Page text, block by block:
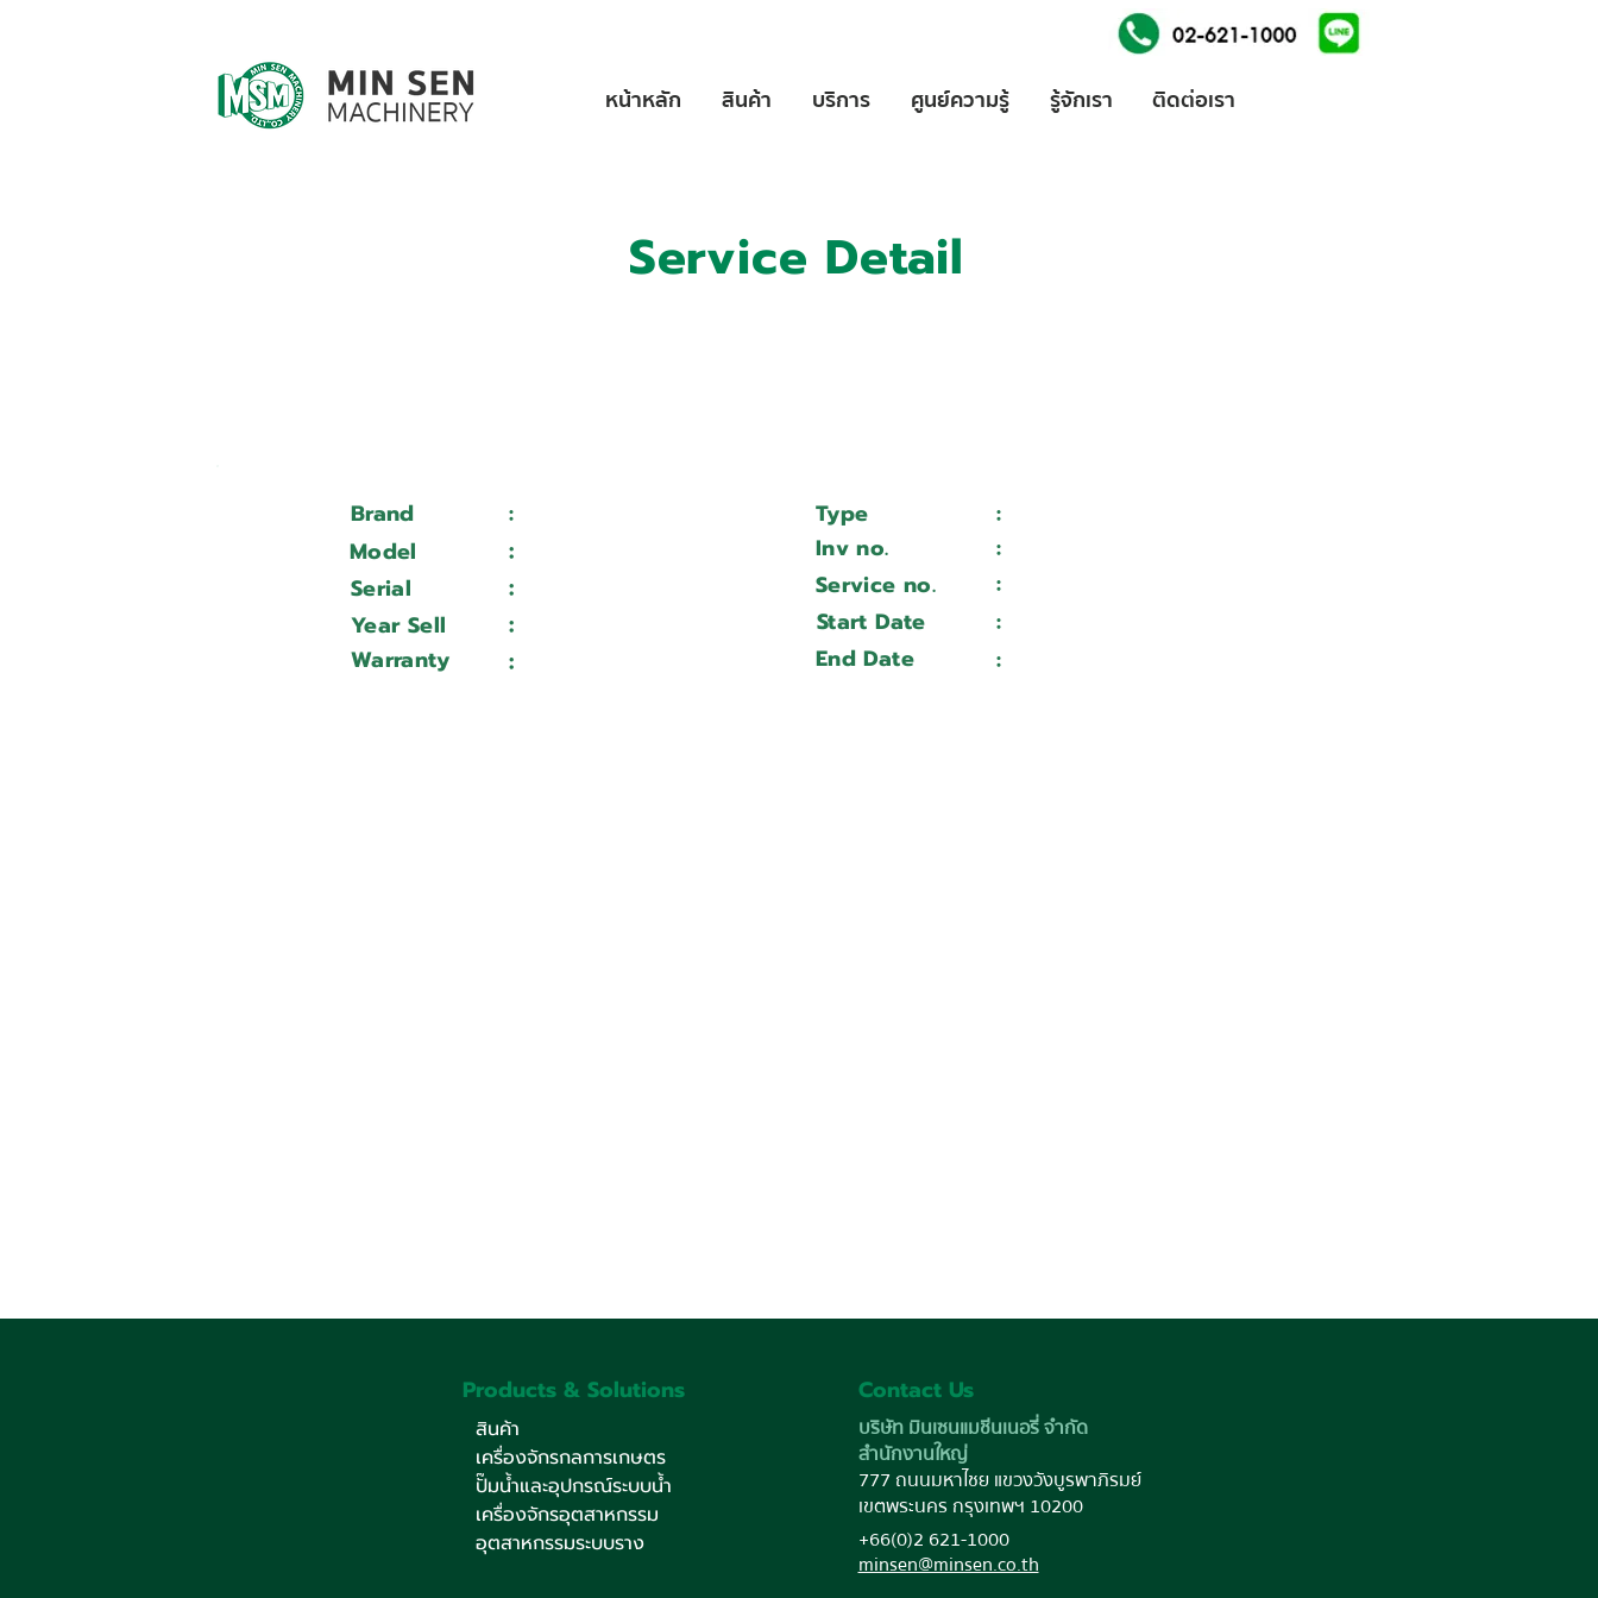
หน้าหลัก สินค้า บริการ ศูนย์ความรู้ รู้จักเรา ติดต่อเรา
Service Detail
Brand : Type :
Model
: Inv no. :
Serial
: Service no. :
Year Sell
: Start Date :
Warranty
: End Date :
Products & Solutions
สินค้า
เครื่องจักรกลการเกษตร
ปั๊มน้ำและอุปกรณ์ระบบน้ำ
เครื่องจักรอุตสาหกรรม
อุตสาหกรรมระบบราง
Contact Us
บริษัท มินเซนแมชีนเนอรี่ จำกัด
สำนักงานใหญ่
777 ถนนมหาไชย แขวงวังบูรพาภิรมย์
เขตพระนคร กรุงเทพฯ 10200
+66(0)2 621-1000
minsen@minsen.co.th